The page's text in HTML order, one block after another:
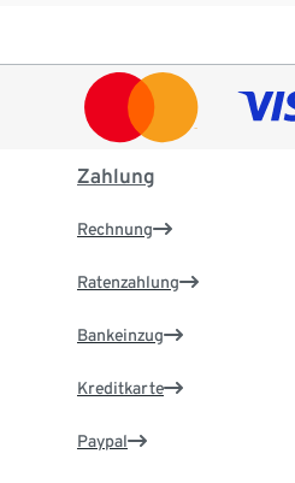
Zahlung
Rechnung
Ratenzahlung
Bankeinzug
Kreditkarte
Paypal